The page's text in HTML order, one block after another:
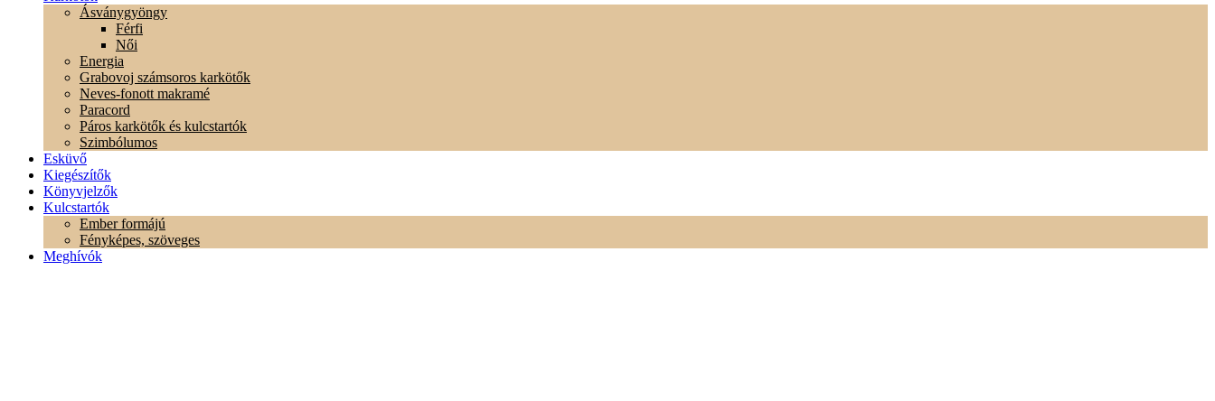
Ásványgyöngy
Férfi
Női
Energia
Grabovoj számsoros karkötők
Neves-fonott makramé
Paracord
Páros karkötők és kulcstartók
Szimbólumos
Esküvő
Kiegészítők
Könyvjelzők
Kulcstartók
Ember formájú
Fényképes, szöveges
Meghívók